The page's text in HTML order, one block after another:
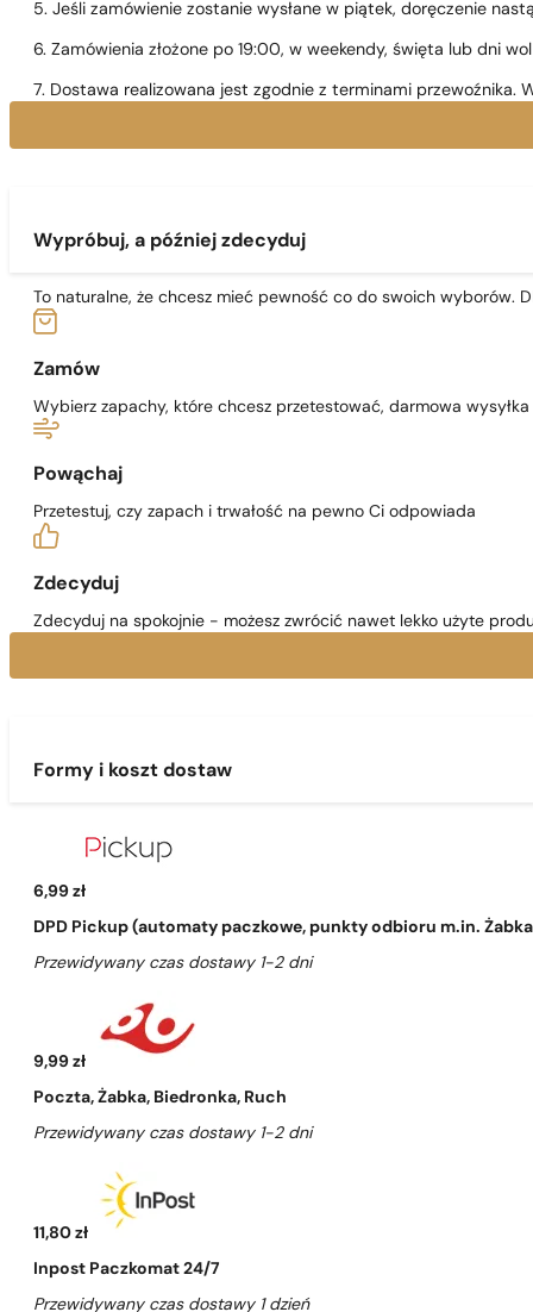
5. Jeśli zamówienie zostanie wysłane w piątek, doręczenie
6. Zamówienia złożone po 19:00, w weekendy, święta lub dni
7. Dostawa realizowana jest zgodnie z terminami przewoźnika.
Wypróbuj, a później zdecyduj
To naturalne, że chcesz mieć pewność co do swoich wyborów.
Zamów
Wybierz zapachy, które chcesz przetestować, darmowa wysyłka
Powąchaj
Przetestuj, czy zapach i trwałość na pewno Ci odpowiada
Zdecyduj
Zdecyduj na spokojnie - możesz zwrócić nawet lekko użyte
Formy i koszt dostaw
6,99 zł
DPD Pickup (automaty paczkowe, punkty odbioru m.in.
Przewidywany czas dostawy 1-2 dni
9,99 zł
Poczta, Żabka, Biedronka, Ruch
Przewidywany czas dostawy 1-2 dni
11,80 zł
Inpost Paczkomat 24/7
Przewidywany czas dostawy 1 dzień